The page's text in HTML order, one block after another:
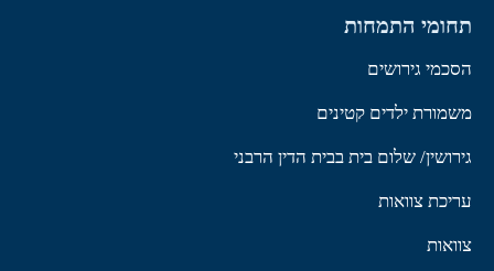
תחומי התמחות
הסכמי גירושים
משמורת ילדים קטינים
גירושין/ שלום בית בבית הדין הרבני
עריכת צוואות
צוואות